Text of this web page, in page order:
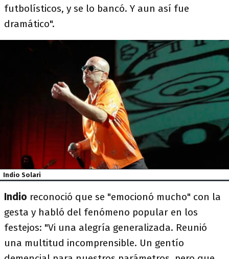
futbolísticos, y se lo bancó. Y aun así fue
dramático".
Indio Solari
Indio reconoció que se "emocionó mucho" con la
gesta y habló del fenómeno popular en los
festejos: "Vi una alegría generalizada. Reunió
una multitud incomprensible. Un gentío